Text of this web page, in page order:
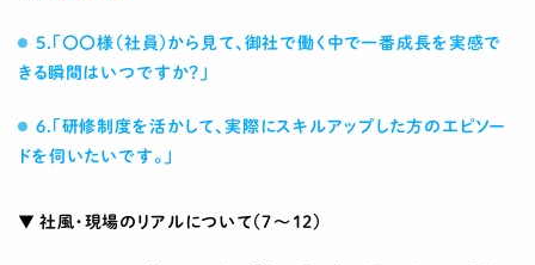
5.「〇〇様（社員）から見て、御社で働く中で一番成長を実感で
きる瞬間はいつですか？」
6.「研修制度を活かして、実際にスキルアップした方のエピソー
ドを伺いたいです。」
▼ 社風・現場のリアルについて（7〜12）